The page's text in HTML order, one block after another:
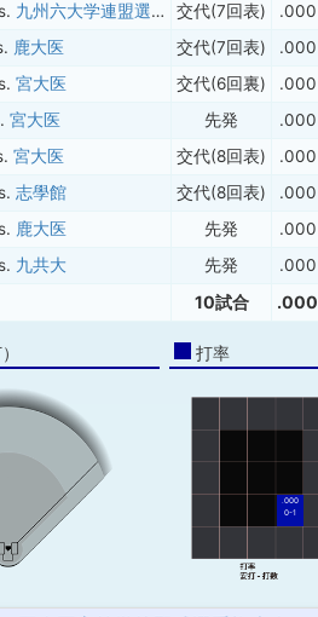
九州六大学連盟選抜チーム 交代(7回表) .000
鹿大医 交代(7回表) .000
宮大医 交代(6回裏) .000
宮大医 先発 .000
宮大医 交代(8回表) .000
志學館 交代(8回表) .000
鹿大医 先発 .000
九共大 先発 .000
10試合 .000
打率
.000
0-1